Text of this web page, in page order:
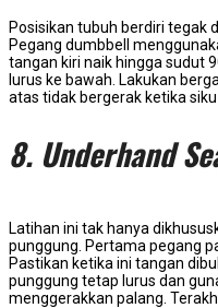
Posisikan tubuh berdiri tegak
Pegang dumbbell
tangan kiri naik hingga sudut
lurus ke bawah. Lakukan
atas tidak bergerak ketika
8. Underhand
Latihan ini tak hanya
punggung. Pertama pegang
Pastikan ketika ini tangan
punggung tetap lurus dan
menggerakkan palang.